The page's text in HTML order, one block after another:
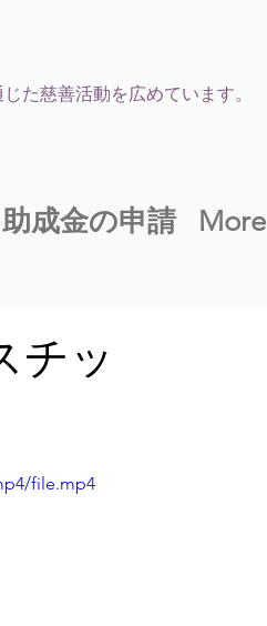
た慈善活動を広めています。
助成金の申請 More
チッ
file.mp4